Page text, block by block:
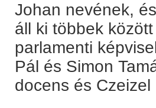
Johan nevének,
áll ki többek
parlamenti
Pál és Simon
docens és Czeizel